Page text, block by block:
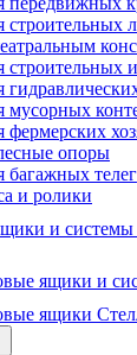
строительных
строительных
мусорных
фермерских
опоры
багажных телег
и ролики
и системы
ящики и
ящики